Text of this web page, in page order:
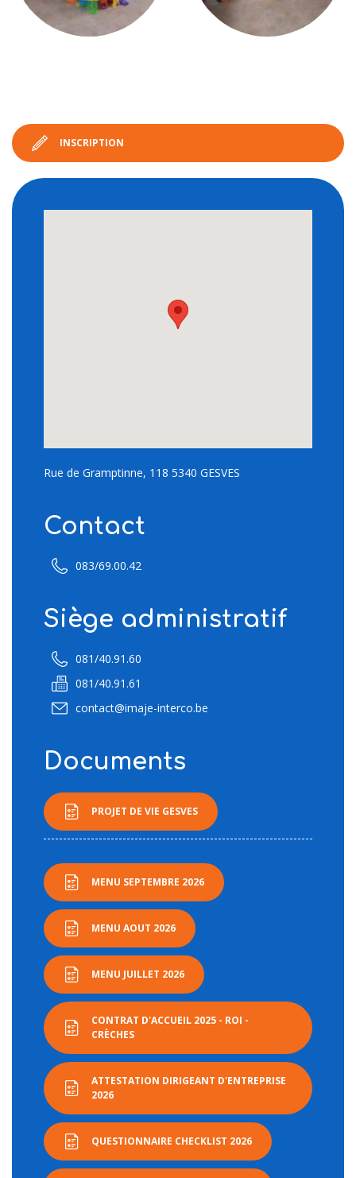
INSCRIPTION
Rue de Gramptinne, 118 5340 GESVES
Contact
083/69.00.42
Siège administratif
081/40.91.60
081/40.91.61
contact@imaje-interco.be
Documents
PROJET DE VIE GESVES
MENU SEPTEMBRE 2026
MENU AOUT 2026
MENU JUILLET 2026
CONTRAT D'ACCUEIL 2025 - ROI -
CRÈCHES
ATTESTATION DIRIGEANT D'ENTREPRISE
2026
QUESTIONNAIRE CHECKLIST 2026